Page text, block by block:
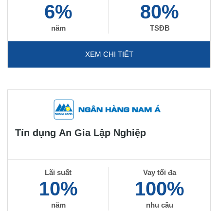
6%
năm
80%
TSĐB
XEM CHI TIẾT
Tín dụng An Gia Lập Nghiệp
Lãi suất
10%
năm
Vay tối đa
100%
nhu cầu